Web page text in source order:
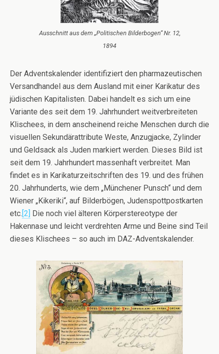
Ausschnitt aus dem „Politischen Bilderbogen“ Nr. 12,
1894
Der Adventskalender identifiziert den pharmazeutischen
Versandhandel aus dem Ausland mit einer Karikatur des
jüdischen Kapitalisten. Dabei handelt es sich um eine
Variante des seit dem 19. Jahrhundert weitverbreiteten
Klischees, in dem anscheinend reiche Menschen durch die
visuellen Sekundärattribute Weste, Anzugjacke, Zylinder
und Geldsack als Juden markiert werden. Dieses Bild ist
seit dem 19. Jahrhundert massenhaft verbreitet. Man
findet es in Karikaturzeitschriften des 19. und des frühen
20. Jahrhunderts, wie dem „Münchener Punsch“ und dem
Wiener „Kikeriki“, auf Bilderbögen, Judenspottpostkarten
etc. [2]
Die noch viel älteren Körperstereotype der
Hakennase und leicht verdrehten Arme und Beine sind Teil
dieses Klischees – so auch im DAZ-Adventskalender.